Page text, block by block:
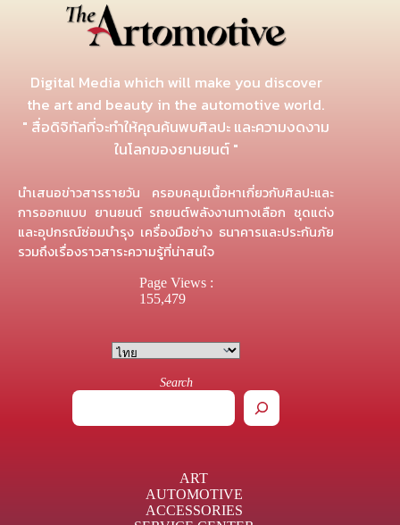
Digital Media which will make you discover
the art and beauty in the automotive world.
" สื่อดิจิทัลที่จะทำให้คุณค้นพบศิลปะ และความงดงาม
ในโลกของยานยนต์ "
นำเสนอข่าวสารรายวัน ครอบคลุมเนื้อหาเกี่ยวกับศิลปะและ
การออกแบบ ยานยนต์ รถยนต์พลังงานทางเลือก ชุดแต่ง
และอุปกรณ์ซ่อมบำรุง เครื่องมือช่าง ธนาคารและประกันภัย
รวมถึงเรื่องราวสาระความรู้ที่น่าสนใจ
Page Views :
155,479
Search
ART
AUTOMOTIVE
ACCESSORIES